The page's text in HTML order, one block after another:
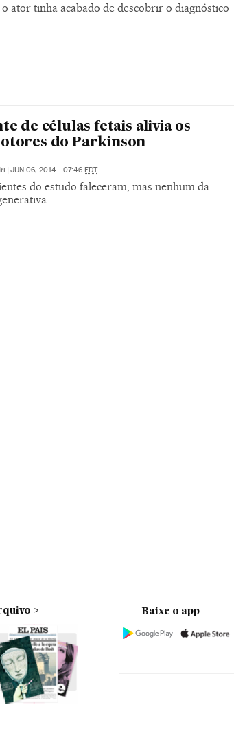
o ator tinha acabado de descobrir o diagnóstico
de células fetais alivia os
do Parkinson
| JUN 06, 2014 - 07:46 EDT
do estudo faleceram, mas nenhum da
Baixe o app